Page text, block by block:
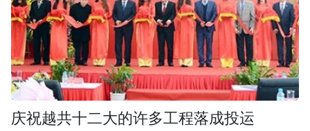
庆祝越共十二大的许多工程落成投运